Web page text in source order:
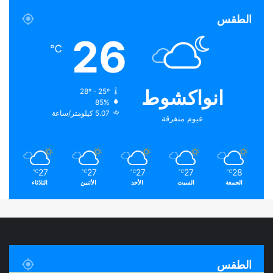
الطقس
انواكشوط
غيوم متفرقة
26
℃
28º - 25º
85%
5.07 كيلومتر/ساعة
28
℃
الجمعة
27
℃
السبت
27
℃
الأحد
27
℃
الأثنين
27
℃
الثلاثاء
الطقس